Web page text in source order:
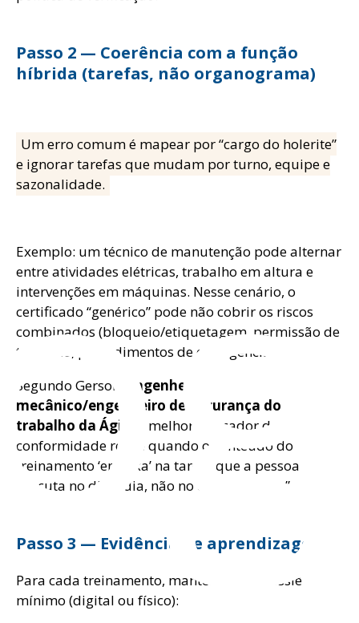
Passo 2 — Coerência com a função
híbrida (tarefas, não organograma)
Um erro comum é mapear por “cargo do holerite”
e ignorar tarefas que mudam por turno, equipe e
sazonalidade.
Exemplo: um técnico de manutenção pode alternar
entre atividades elétricas, trabalho em altura e
intervenções em máquinas. Nesse cenário, o
certificado “genérico” pode não cobrir os riscos
combinados (bloqueio/etiquetagem, permissão de
trabalho, procedimentos de emergência etc.).
Segundo Gerson,
engenheiro
mecânico/engenheiro de segurança do
trabalho da Ágil
, “o melhor indicador de
conformidade real é quando o conteúdo do
treinamento ‘encaixa’ na tarefa que a pessoa
executa no dia a dia, não no organograma”.
Passo 3 — Evidência de aprendizagem
Para cada treinamento, mantenha um dossiê
mínimo (digital ou físico):